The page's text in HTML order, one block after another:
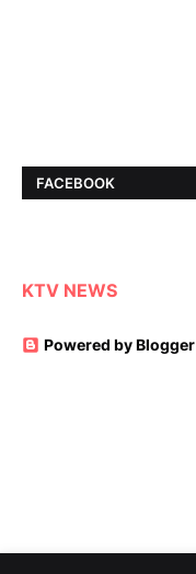
FACEBOOK
KTV NEWS
Powered by Blogger